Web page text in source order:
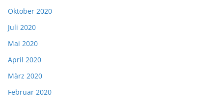
Oktober 2020
Juli 2020
Mai 2020
April 2020
März 2020
Februar 2020